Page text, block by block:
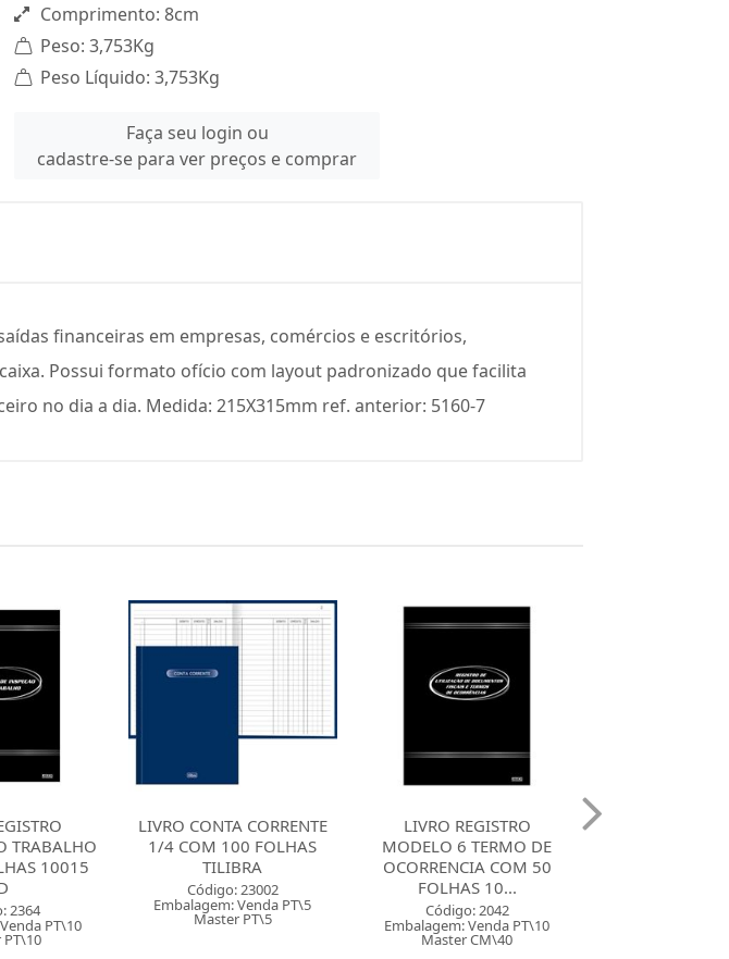
Comprimento: 8cm
Peso: 3,753Kg
Peso Líquido: 3,753Kg
Faça seu login ou
cadastre-se para ver preços e comprar
financeiras em empresas, comércios e escritórios,
Possui formato ofício com layout padronizado que facilita
no dia a dia. Medida: 215X315mm ref. anterior: 5160-7
CORRENTE
FOLHAS
PT\5
PT\5
LIVRO REGISTRO
MODELO 6 TERMO DE
OCORRENCIA COM 50
FOLHAS 10...
Código: 2042
Embalagem: Venda PT\10
LIVRO DE REGISTRO DE
EMPREGADO COM 50
FOLHAS 10017 SD
Código: 2030
Embalagem: Venda PT\10
Master CM\40